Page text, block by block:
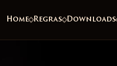
Home Regras Downloads